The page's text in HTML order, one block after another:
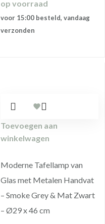
op voorraad
voor 15:00 besteld, vandaag
verzonden
Toevoegen aan
winkelwagen
Moderne Tafellamp van
Glas met Metalen Handvat
– Smoke Grey & Mat Zwart
– Ø29 x 46 cm